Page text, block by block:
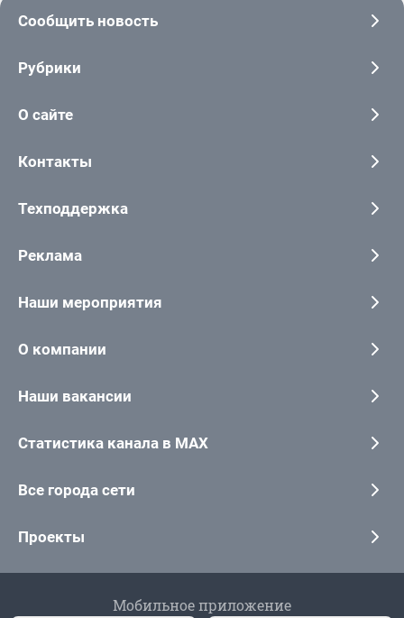
Сообщить новость
Рубрики
О сайте
Контакты
Техподдержка
Реклама
Наши мероприятия
О компании
Наши вакансии
Статистика канала в MAX
Все города сети
Проекты
Мобильное приложение